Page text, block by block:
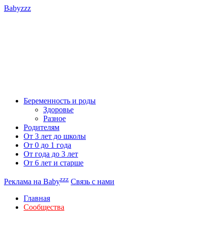
Babyzzz
Беременность и роды
Здоровье
Разное
Родителям
От 3 лет до школы
От 0 до 1 года
От года до 3 лет
От 6 лет и старше
Реклама на Babyzzz Связь с нами
Главная
Сообщества